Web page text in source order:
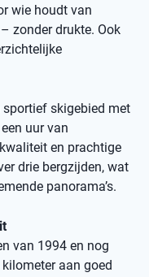
wie houdt van
zonder drukte. Ook
skigebied met
uur van
en prachtige
drie bergzijden, wat
panorama’s.
van 1994 en nog
aan goed